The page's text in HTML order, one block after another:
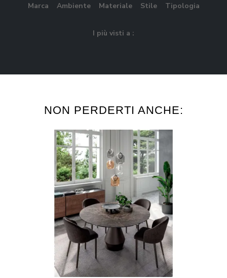
Marca Ambiente Materiale Stile Tipologia
I più visti a :
NON PERDERTI ANCHE: